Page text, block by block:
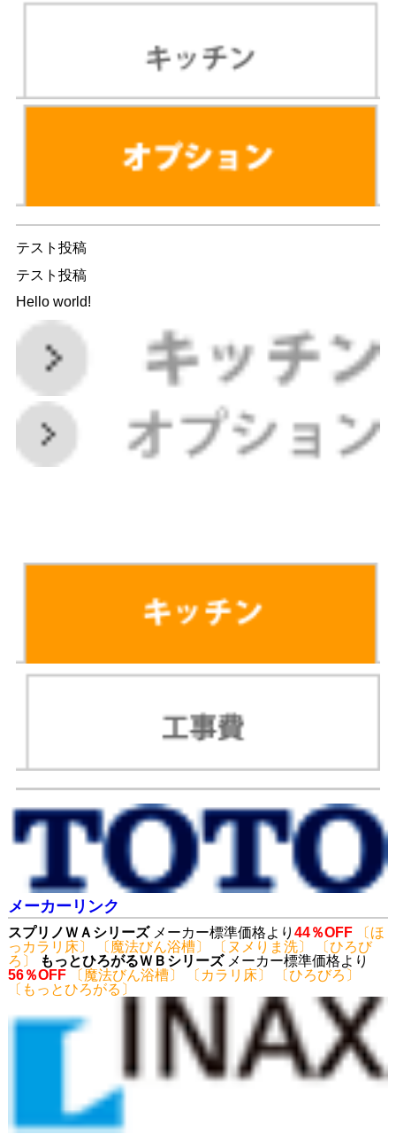
テスト投稿
テスト投稿
Hello world!
メーカーリンク
スプリノＷＡシリーズメーカー標準価格より 44％OFF
〔ほ
っカラリ床〕 〔魔法びん浴槽〕 〔ヌメりま洗〕 〔ひろび
ろ〕
もっとひろがるＷＢシリーズメーカー標準価格より
56％OFF
〔魔法びん浴槽〕 〔カラリ床〕 〔ひろびろ〕
〔もっとひろがる〕